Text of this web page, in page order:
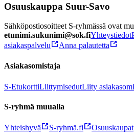
Osuuskauppa Suur-Savo
Sähköpostiosoitteet S-ryhmässä ovat
etunimi.sukunimi@sok.fiYhteystiedot
asiakaspalvelu
Anna palautetta
Asiakasomistaja
S-EtukorttiLiittymisedutLiity
S-ryhmä muualla
Yhteishyvä S-ryhmä.fi Osuuskaupat